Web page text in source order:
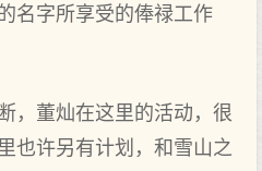
名字所享受的俸禄工作
，董灿在这里的活动，很
也许另有计划，和雪山之